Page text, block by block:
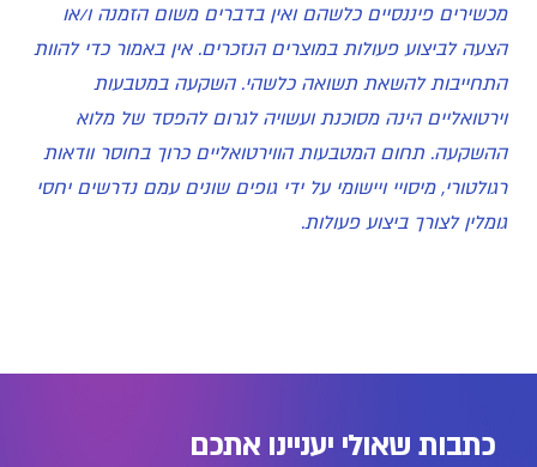
מכשירים פיננסיים כלשהם ואין בדברים משום הזמנה ו/או
הצעה לביצוע פעולות במוצרים הנזכרים. אין באמור כדי להוות
התחייבות להשאת תשואה כלשהי. השקעה במטבעות
וירטואליים הינה מסוכנת ועשויה לגרום להפסד של מלוא
ההשקעה. תחום המטבעות הווירטואליים כרוך בחוסר וודאות
רגולטורי, מיסויי ויישומי על ידי גופים שונים עמם נדרשים יחסי
גומלין לצורך ביצוע פעולות.
כתבות שאולי יעניינו אתכם